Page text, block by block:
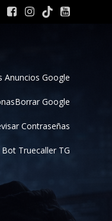
Anuncios Google
Borrar Google
Contraseñas
Bot Truecaller TG